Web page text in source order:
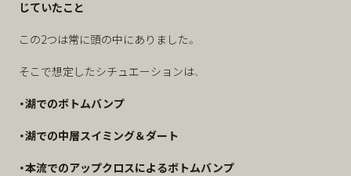
じていたこと
この2つは常に頭の中にありました。
そこで想定したシチュエーションは、
・湖でのボトムバンプ
・湖での中層スイミング＆ダート
・本流でのアップクロスによるボトムバンプ